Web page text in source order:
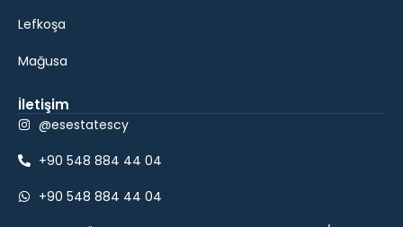
Lefkoşa
Mağusa
İletişim
@esestatescy
+90 548 884 44 04
+90 548 884 44 04